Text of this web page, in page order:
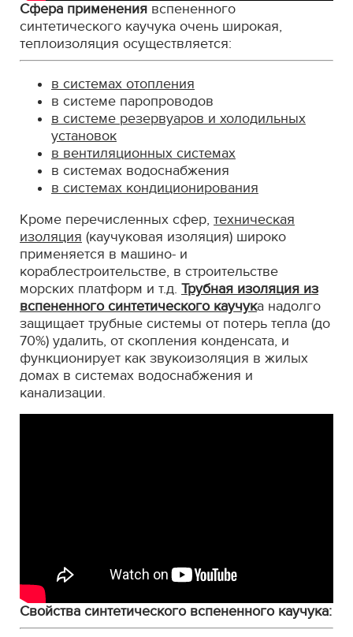
Сфера применения вспененного
синтетического каучука очень широкая,
теплоизоляция осуществляется:
в системах отопления
в системе паропроводов
в системе резервуаров и холодильных
установок
в вентиляционных системах
в системах водоснабжения
в системах кондиционирования
Кроме перечисленных сфер, техническая
изоляция (каучуковая изоляция) широко
применяется в машино- и
кораблестроительстве, в строительстве
морских платформ и т.д. Трубная изоляция из
вспененного синтетического каучука надолго
защищает трубные системы от потерь тепла (до
70%) удалить, от скопления конденсата, и
функционирует как звукоизоляция в жилых
домах в системах водоснабжения и
канализации.
Свойства синтетического вспененного каучука: